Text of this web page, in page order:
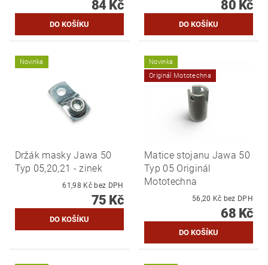
84 Kč 80 Kč
Novinka
Držák masky Jawa 50
Typ 05,20,21 - zinek
61,98 Kč bez DPH
75 Kč
Novinka
Originál Mototechna
Matice stojanu Jawa 50
Typ 05 Originál
Mototechna
56,20 Kč bez DPH
68 Kč